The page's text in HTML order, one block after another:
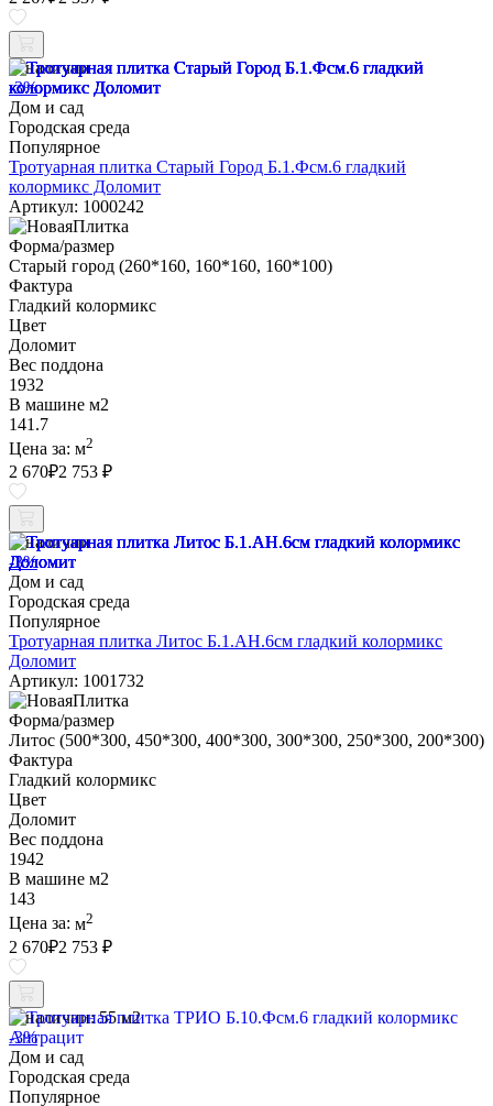
В наличии
-3%
Дом и сад
Городская среда
Популярное
Тротуарная плитка Старый Город Б.1.Фсм.6 гладкий
колормикс Доломит
Артикул: 1000242
Форма/размер
Старый город (260*160, 160*160, 160*100)
Фактура
Гладкий колормикс
Цвет
Доломит
Вес поддона
1932
В машине м2
141.7
Цена за: м2
2 670₽2 753 ₽
В наличии
-3%
Дом и сад
Городская среда
Популярное
Тротуарная плитка Литос Б.1.АН.6см гладкий колормикс
Доломит
Артикул: 1001732
Форма/размер
Литос (500*300, 450*300, 400*300, 300*300, 250*300, 200*300)
Фактура
Гладкий колормикс
Цвет
Доломит
Вес поддона
1942
В машине м2
143
Цена за: м2
2 670₽2 753 ₽
В наличии: 55 м2
-3%
Дом и сад
Городская среда
Популярное